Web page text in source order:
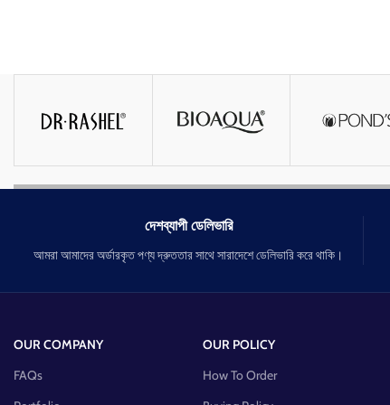
দেশব্যাপী ডেলিভারি
আমরা আমাদের অর্ডারকৃত পণ্য দ্রুততার সাথে সারাদেশে ডেলিভারি করে থাকি।
OUR COMPANY
FAQs
OUR POLICY
How To Order